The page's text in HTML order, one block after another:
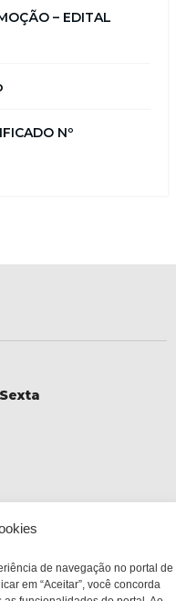
de navegação no portal de
em “Aceitar”, você concorda
– EDITAL
Nº